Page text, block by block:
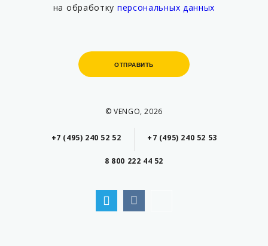
на обработку персональных данных
ОТПРАВИТЬ
ОТПРАВИТЬ
© VENGO, 2026
+7 (495) 240 52 52 +7 (495) 240 52 53
8 800 222 44 52